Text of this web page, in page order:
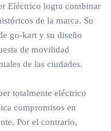
Eléctrico logra combinar
de la marca. Su
go-kart y su diseño
de movilidad
de las ciudades.
totalmente eléctrico
compromisos en
Por el contrario,